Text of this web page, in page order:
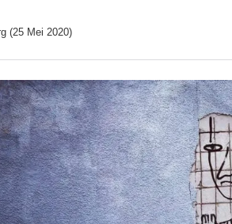
(25 Mei 2020)